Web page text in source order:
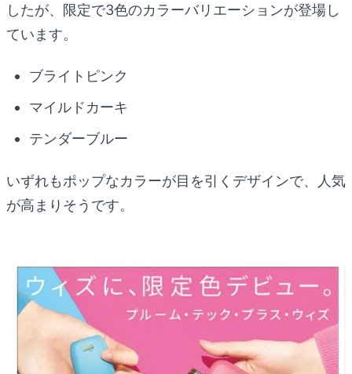
したが、限定で3色のカラーバリエーションが登場し
ています。
ブライトピンク
マイルドカーキ
テンダーブルー
いずれもポップなカラーが目を引くデザインで、人気
が高まりそうです。